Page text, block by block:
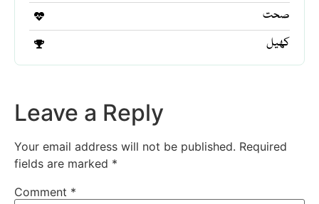
صحت
کھیل
Leave a Reply
Your email address will not be published. Required
fields are marked *
Comment *